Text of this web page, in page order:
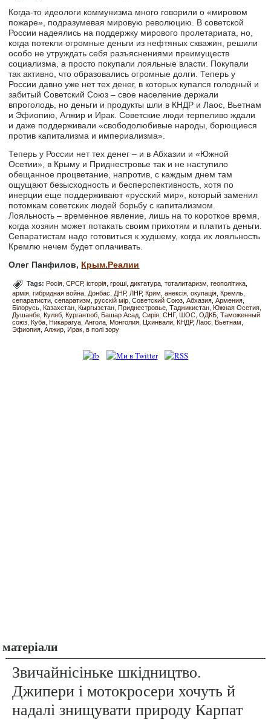
Когда-то идеологи коммунизма много говорили о «мировом
пожаре», подразумевая мировую революцию. В советской
России надеялись на поддержку мирового пролетариата, но,
когда потекли огромные деньги из нефтяных скважин, решили
особо не утруждать себя разъяснениями преимуществ
социализма, а просто покупали лояльные власти. Покупали
так активно, что образовались огромные долги. Теперь у
России давно уже нет тех денег, в которых купался голодный и
забитый Советский Союз – свое население держали
впроголодь, но деньги и продукты шли в КНДР и Лаос, Вьетнам
и Эфиопию, Алжир и Ирак. Советские люди терпеливо ждали
и даже поддерживали «свободолюбивые народы, борющиеся
против капитализма и империализма».
Теперь у России нет тех денег – и в Абхазии и «Южной
Осетии», в Крыму и Приднестровье так и не наступило
обещанное процветание, напротив, с каждым днем там
ощущают безысходность и бесперспективность, хотя по
инерции еще поддерживают «русский мир», который заменил
потомкам советских людей борьбу с капитализмом.
Лояльность – временное явление, лишь на то короткое время,
когда хозяин может потакать своим прихотям и платить деньги.
Сепаратистам надо готовиться к худшему, когда их лояльность
Кремлю нечем будет оплачивать.
Олег Панфилов, Крым.Реалии
Tags:Росія СРСР історія гроші диктатура тоталитаризм
геополітика
армія гибридная война Донбас ДНР ЛНР Крим анексія окупація Кремль
сепаратисти сепаратизм русскій мір Советский Союз Абхазия Армения
Білорусь Казахстан Кыргызстан Приднестровье Таджикистан Южная Осетия
Душанбе Куляб Кургантюб Башар Асад Сирія СНГ ШОС ОДКБ Таможенный
союз Куба Никарагуа Ангола Монголия Цхинвали КНДР Лаос
Вьетнам
Эфиопия Алжир Ирак в полі зору
матеріали
Звичайнісіньке шкідництво.
Джипери і мотокросери хочуть й
надалі знищувати природу Карпат